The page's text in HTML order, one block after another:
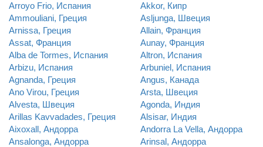
Arroyo Frio, Испания
Akkor, Кипр
Ammouliani, Греция
Asljunga, Швеция
Arnissa, Греция
Allain, Франция
Assat, Франция
Aunay, Франция
Alba de Tormes, Испания
Altron, Испания
Arbizu, Испания
Arbuniel, Испания
Agnanda, Греция
Angus, Канада
Ano Virou, Греция
Arsta, Швеция
Alvesta, Швеция
Agonda, Индия
Arillas Kavvadades, Греция
Alsisar, Индия
Aixoxall, Андорра
Andorra La Vella, Андорра
Ansalonga, Андорра
Arinsal, Андорра